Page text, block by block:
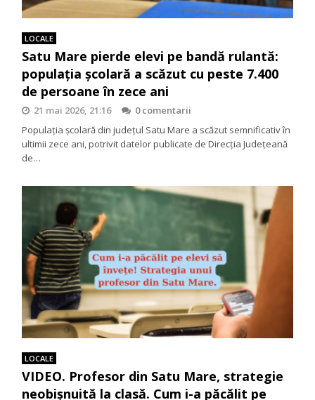
LOCALE
Satu Mare pierde elevi pe bandă rulantă:
populația școlară a scăzut cu peste 7.400
de persoane în zece ani
21 mai 2026, 21:16
0 comentarii
Populația școlară din județul Satu Mare a scăzut semnificativ în
ultimii zece ani, potrivit datelor publicate de Direcția Județeană
de…
LOCALE
VIDEO. Profesor din Satu Mare, strategie
neobișnuită la clasă. Cum i-a păcălit pe